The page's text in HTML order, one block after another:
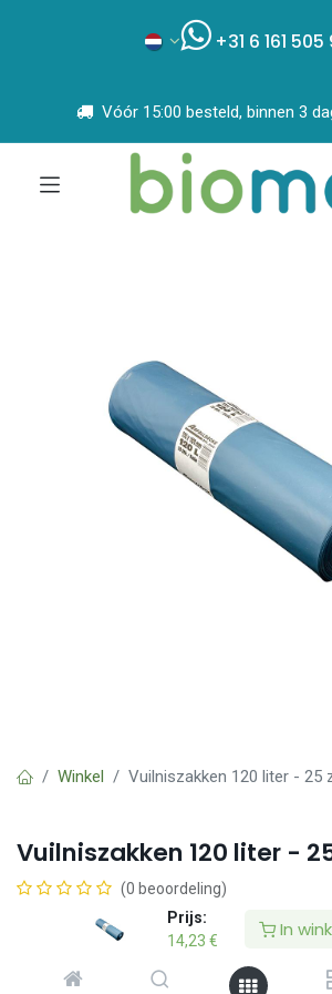
Prijs:
14,23 € In
+31 6 161 505
Vóór 15:00 besteld, binnen 3
Winkel Vuilniszakken 120 liter - 25
Vuilniszakken 120 liter -
(0 beoordeling)
Vuilniszakken van 120 liter, ideaal voor